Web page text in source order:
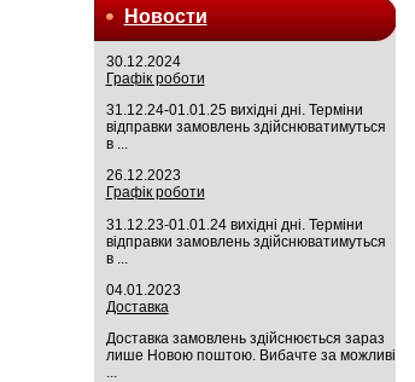
Новости
30.12.2024
Графік роботи
31.12.24-01.01.25 вихідні дні. Терміни
відправки замовлень здійснюватимуться
в ...
26.12.2023
Графік роботи
31.12.23-01.01.24 вихідні дні. Терміни
відправки замовлень здійснюватимуться
в ...
04.01.2023
Доставка
Доставка замовлень здійснюється зараз
лише Новою поштою. Вибачте за можливі
...